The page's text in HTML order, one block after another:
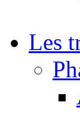
Les